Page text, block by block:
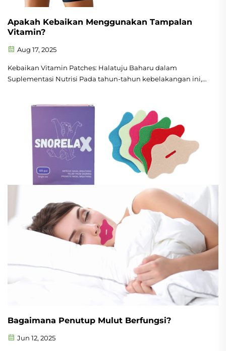
Apakah Kebaikan Menggunakan Tampalan
Vitamin?
Aug 17, 2025
Kebaikan Vitamin Patches: Halatuju Baharu dalam
Suplementasi Nutrisi Pada tahun-tahun kebelakangan ini,
tradisional. Patches transdermal ini diper...
Bagaimana Penutup Mulut Berfungsi?
Jun 12, 2025